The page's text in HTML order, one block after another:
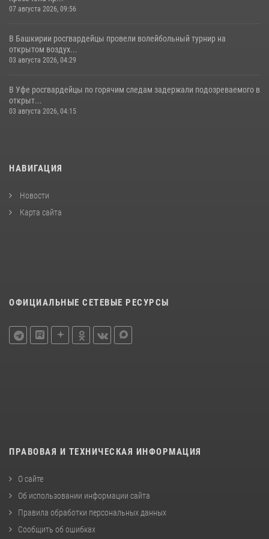
07 августа 2026, 09:56
В Башкирии росгвардейцы провели волейбольный турнир на
открытом воздух...
03 августа 2026, 04:29
В Уфе росгвардейцы по горячим следам задержали подозреваемого в
открыт...
03 августа 2026, 04:15
НАВИГАЦИЯ
Новости
Карта сайта
ОФИЦИАЛЬНЫЕ СЕТЕВЫЕ РЕСУРСЫ
ПРАВОВАЯ И ТЕХНИЧЕСКАЯ ИНФОРМАЦИЯ
О сайте
Об использовании информации сайта
Правила обработки персональных данных
Сообщить об ошибках